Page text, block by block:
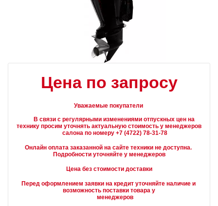
Цена по запросу
Уважаемые покупатели
технику просим уточнять актуальную стоимость у менеджеров
Онлайн оплата заказанной на сайте техники не доступна.
Подробности уточняйте у менеджеров
Цена без стоимости доставки
Перед оформлением заявки на кредит уточняйте наличие и
возможность поставки товара у
        менеджеров